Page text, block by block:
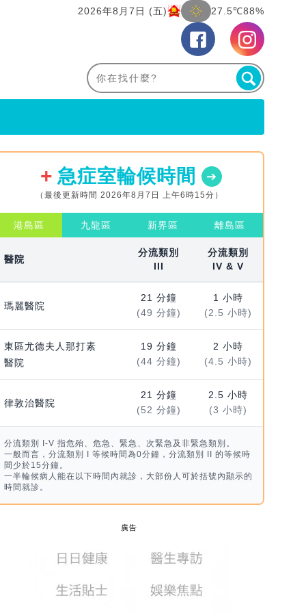
2026年8月7日 (五) 27.5℃88%
急症室輪候時間
（最後更新時間 2026年8月7日 上午6時15分）
港島區 九龍區 新界區 離島區
醫院
分流類別
III
分流類別
IV & V
瑪麗醫院
21 分鐘
(49 分鐘)
1 小時
(2.5 小時)
東區尤德夫人那打素
醫院
19 分鐘
(44 分鐘)
2 小時
(4.5 小時)
律敦治醫院
21 分鐘
(52 分鐘)
2.5 小時
(3 小時)
分流類別 I-V 指危殆、危急、緊急、次緊急及非緊急類別。
一般而言，分流類別 I 等候時間為0分鐘，分流類別 II 的等候時
間少於15分鐘。
一半輪候病人能在以下時間內就診，大部份人可於括號內顯示的
時間就診。
廣告